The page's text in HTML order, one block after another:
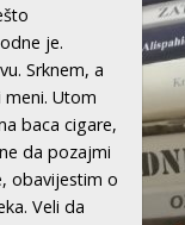
je.
Srknem, a
meni. Utom
baca cigare,
da pozajmi
obavijestim o
Veli da